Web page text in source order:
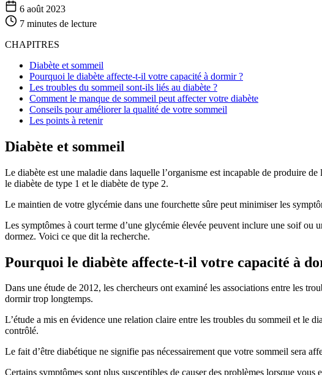
6 août 2023
7 minutes de lecture
CHAPITRES
Diabète et sommeil
Pourquoi le diabète affecte-t-il votre capacité à dormir ?
Les troubles du sommeil sont-ils liés au diabète ?
Comment le manque de sommeil peut affecter votre diabète
Conseils pour améliorer la qualité de votre sommeil
Les points à retenir
Diabète et sommeil
Le diabète est une maladie dans laquelle l’organisme est incapable de produire
le diabète de type 1 et le diabète de type 2.
Le maintien de votre glycémie dans une fourchette sûre peut minimiser les
Les symptômes à court terme d’une glycémie élevée peuvent inclure une soif ou
dormez. Voici ce que dit la recherche.
Pourquoi le diabète affecte-t-il votre capacité à
Dans une étude de 2012, les chercheurs ont examiné les associations entre les
dormir trop longtemps.
L’étude a mis en évidence une relation claire entre les troubles du sommeil et le
contrôlé.
Le fait d’être diabétique ne signifie pas nécessairement que votre sommeil sera
Certains symptômes sont plus susceptibles de causer des problèmes lorsque vous